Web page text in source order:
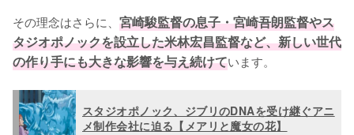
その理念はさらに、 宮崎駿監督の息子・宮崎吾朗監督やス
タジオポノックを設立した米林宏昌監督など、新しい世代
の作り手にも大きな影響を与え続けています。
スタジオポノック、ジブリのDNAを受け継ぐアニ
メ制作会社に迫る【メアリと魔女の花】